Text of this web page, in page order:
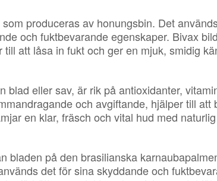
produceras av honungsbin. Det
och fuktbevarande egenskaper. Bivax
till att låsa in fukt och ger en mjuk, smidig
blad eller sav, är rik på antioxidanter,
och avgiftande, hjälper till att
en klar, fräsch och vital hud med
bladen på den brasilianska
det för sina skyddande och